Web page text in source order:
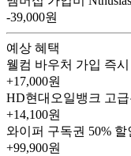
-39,000원
예상 혜택
웰컴 바우처 가입 즉
+17,000원
HD현대오일뱅크 고급
+14,100원
와이퍼 구독권 50%
+99,900원